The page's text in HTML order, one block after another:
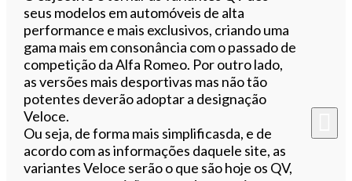
seus modelos em automóveis de alta
performance e mais exclusivos, criando uma
gama mais em consonância com o passado de
competição da Alfa Romeo. Por outro lado,
as versões mais desportivas mas não tão
potentes deverão adoptar a designação
Veloce.
Ou seja, de forma mais simplificasda, e de
acordo com as informações daquele site, as
variantes Veloce serão o que são hoje os QV,